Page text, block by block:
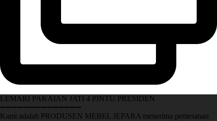
LEMARI PAKAIAN JATI 4 PINTU PRESIDEN
➖➖➖➖➖➖➖➖➖➖➖➖➖➖
Kami adalah PRODUSEN MEBEL JEPARA menerima pemesanan